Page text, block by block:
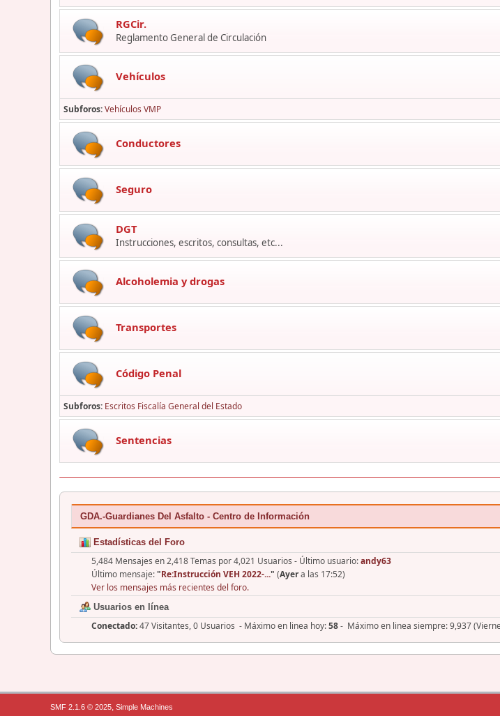
RGCir.
Reglamento General de Circulación
Vehículos
Subforos Vehículos VMP
Conductores
Seguro
DGT
Instrucciones, escritos, consultas, etc...
Alcoholemia y drogas
Transportes
Código Penal
Subforos Escritos Fiscalía General del Estado
Sentencias
GDA.-Guardianes Del Asfalto - Centro de Información
Estadísticas del Foro
5,484 Mensajes en 2,418 Temas por 4,021 Usuarios - Último usuario:andy63
Último mensaje:"Re:Instrucción VEH 2022-..." (Ayera las 17:52)
Ver los mensajes más recientes del foro.
Usuarios en línea
Conectado:47 Visitantes, 0 Usuarios - Máximo en linea hoy:58- Máximo en linea siempre: 9,937
SMF 2.1.6 © 2025, Simple Machines